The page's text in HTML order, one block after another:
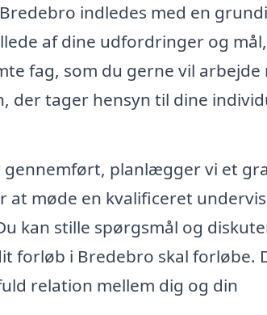
indledes med en
af dine udfordringer og
fag, som du gerne vil arbejde
der tager hensyn til dine
planlægger vi et
møde en kvalificeret
kan stille spørgsmål og
forløb i Bredebro skal forløbe.
relation mellem dig og din